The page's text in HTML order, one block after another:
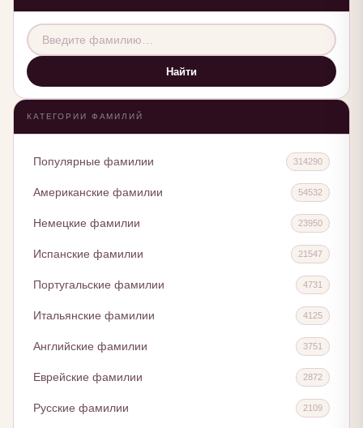
Найти
КАТЕГОРИИ ФАМИЛИЙ
Популярные фамилии 314290
Американские фамилии 54532
Немецкие фамилии 23950
Испанские фамилии 21547
Португальские фамилии 4731
Итальянские фамилии 4125
Английские фамилии 3751
Еврейские фамилии 2872
Русские фамилии 2109